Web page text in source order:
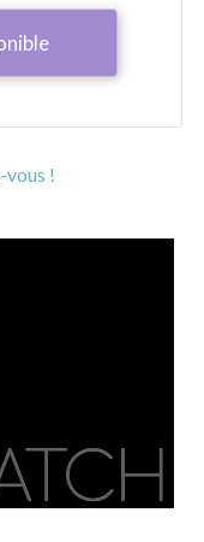
vous !